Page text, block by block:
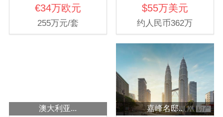
€34万欧元
255万元/套
$55万美元
约人民币362万
澳大利亚... 嘉峰名邸..